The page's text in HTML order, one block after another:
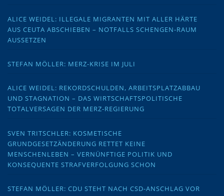
ALICE WEIDEL: ILLEGALE MIGRANTEN MIT ALLER HÄRTE
AUS CEUTA ABSCHIEBEN – NOTFALLS SCHENGEN-RAUM
AUSSETZEN
STEFAN MÖLLER: MERZ-KRISE IM JULI
ALICE WEIDEL: REKORDSCHULDEN, ARBEITSPLATZABBAU
UND STAGNATION – DAS WIRTSCHAFTSPOLITISCHE
TOTALVERSAGEN DER MERZ-REGIERUNG
SVEN TRITSCHLER: KOSMETISCHE
GRUNDGESETZÄNDERUNG RETTET KEINE
MENSCHENLEBEN – VERNÜNFTIGE POLITIK UND
KONSEQUENTE STRAFVERFOLGUNG SCHON
STEFAN MÖLLER: CDU STEHT NACH CSD-ANSCHLAG VOR